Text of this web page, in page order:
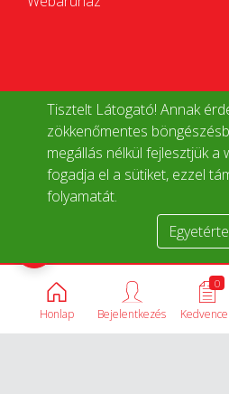
Tisztelt Látogató! Annak
zökkenőmentes
megállás nélkül fejlesztjük a
fogadja el a sütiket, ezzel
folyamatát.
Honlap
0
Bejelentkezés
Termékek összehasonlítása